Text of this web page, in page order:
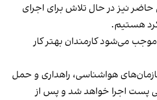
حاضر نیز در حال تلاش برای اجرای
هستیم.
می‌شود کارمندان بهتر کار
هواشناسی، راهداری و حمل
پست اجرا خواهد شد و پس از